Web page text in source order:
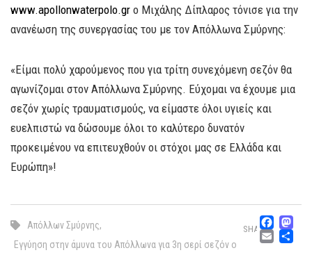
www.apollonwaterpolo.gr ο Μιχάλης Δίπλαρος τόνισε για την
ανανέωση της συνεργασίας του με τον Απόλλωνα Σμύρνης:
«Είμαι πολύ χαρούμενος που για τρίτη συνεχόμενη σεζόν θα
αγωνίζομαι στον Απόλλωνα Σμύρνης. Εύχομαι να έχουμε μια
σεζόν χωρίς τραυματισμούς, να είμαστε όλοι υγιείς και
ευελπιστώ να δώσουμε όλοι το καλύτερο δυνατόν
προκειμένου να επιτευχθούν οι στόχοι μας σε Ελλάδα και
Ευρώπη»!
Απόλλων Σμύρνης,
Εγγύηση στην άμυνα του Απόλλωνα για 3η σερί σεζόν ο
SHARE